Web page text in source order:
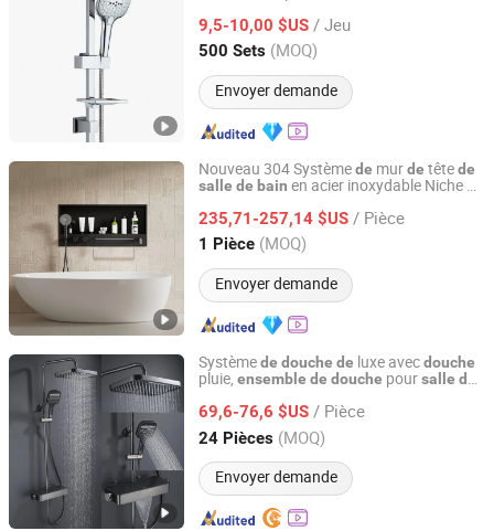
9,5-10,00 $US / Jeu
500 Sets (MOQ)
Envoyer demande
Zhejiang, China Depuis 2023
Nouveau 304 Systèmede murde têtede
salle de bain en acier inoxydable Niche
235,71-257,14 $US / Pièce
1 Pièce (MOQ)
Envoyer demande
Cassbern Sanitary Ware (Ningbo) Co., Ltd.
Zhejiang, China Depuis 2026
Systèmede douche de luxe avecdouche
pluie, ensemble de douche poursalle de
69,6-76,6 $US / Pièce
24 Pièces (MOQ)
Envoyer demande
Zhejiang Meikty Appliance Co., Ltd.
Zhejiang, China Depuis 2021